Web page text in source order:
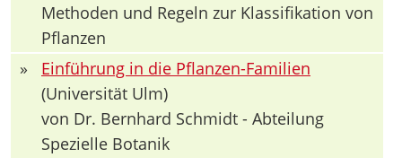
Methoden und Regeln zur Klassifikation von
Pflanzen
»
Einführung in die Pflanzen-Familien
(Universität Ulm)
von Dr. Bernhard Schmidt - Abteilung
Spezielle Botanik